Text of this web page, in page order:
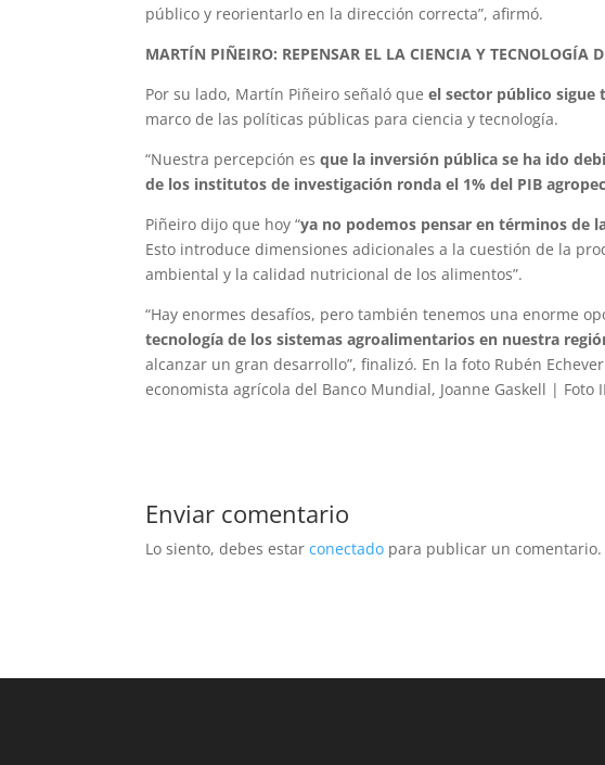
público y reorientarlo en la dirección correcta”, afirmó.
MARTÍN PIÑEIRO: REPENSAR EL LA CIENCIA Y TECNOLOGÍA
Por su lado, Martín Piñeiro señaló queel sector público sigue
marco de las políticas públicas para ciencia y tecnología.
“Nuestra percepción esque la inversión pública se ha ido
de los institutos de investigación ronda el 1% del PIB
Piñeiro dijo que hoy “ya no podemos pensar en términos de
Esto introduce dimensiones adicionales a la cuestión de la
ambiental y la calidad nutricional de los alimentos”.
“Hay enormes desafíos, pero también tenemos una enorme
tecnología de los sistemas agroalimentarios en nuestra
alcanzar un gran desarrollo”, finalizó. En la foto Rubén
economista agrícola del Banco Mundial, Joanne Gaskell | Foto
Enviar comentario
Lo siento, debes estarconectado para publicar un comentario.